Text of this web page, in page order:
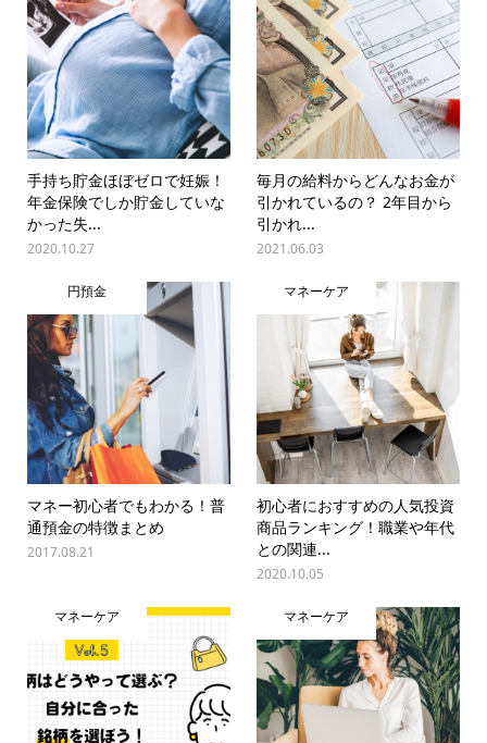
手持ち貯金ほぼゼロで妊娠！
年金保険でしか貯金していな
かった失...
2020.10.27
毎月の給料からどんなお金が
引かれているの？ 2年目から
引かれ...
2021.06.03
円預金
マネー初心者でもわかる！普
通預金の特徴まとめ
2017.08.21
マネーケア
初心者におすすめの人気投資
商品ランキング！職業や年代
との関連...
2020.10.05
マネーケア マネーケア